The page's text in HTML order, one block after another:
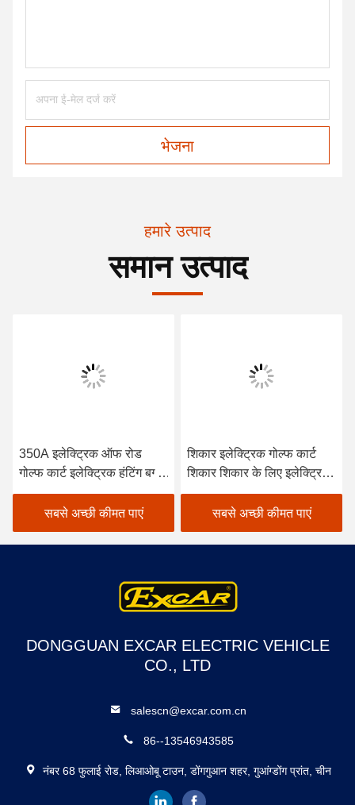
भेजना
हमारे उत्पाद
समान उत्पाद
350A इलेक्ट्रिक ऑफ रोड
गोल्फ कार्ट इलेक्ट्रिक हंटिंग बग्गी
4 व्हील ड्राइव इलेक्ट्रिक गोल्फ
सबसे अच्छी कीमत पाएं
शिकार इलेक्ट्रिक गोल्फ कार्ट
शिकार शिकार के लिए इलेक्ट्रिक
गोल्फ कार्ट
सबसे अच्छी कीमत पाएं
DONGGUAN EXCAR ELECTRIC VEHICLE
CO., LTD
salescn@excar.com.cn
86--13546943585
नंबर 68 फुलाई रोड, लिआओबू टाउन, डोंगगुआन शहर, गुआंग्डोंग प्रांत, चीन